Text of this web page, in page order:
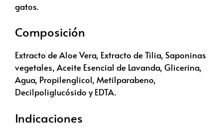
gatos.
Composición
Extracto de Aloe Vera, Extracto de Tilia, Saponinas
vegetales, Aceite Esencial de Lavanda, Glicerina,
Agua, Propilenglicol, Metilparabeno,
Decilpoliglucósido y EDTA.
Indicaciones